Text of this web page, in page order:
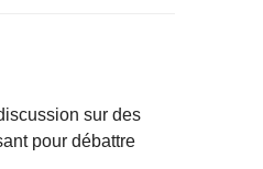
sur des
pour débattre